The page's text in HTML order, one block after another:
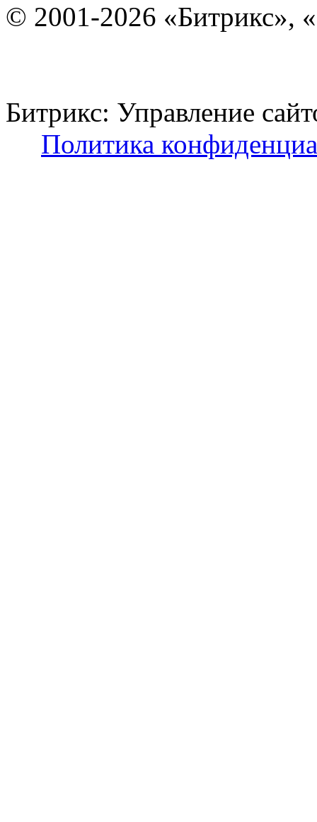
© 2001-2026 «Битрикс»,
Битрикс: Управление
Политика